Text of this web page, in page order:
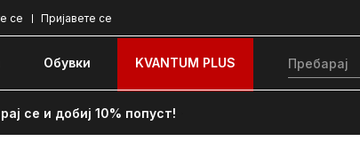
Пријавете се
се
Обувки KVANTUM PLUS
се и добиј 10% попуст!